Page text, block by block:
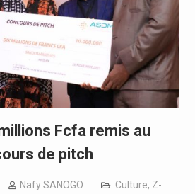
Fcfa remis au
de pitch
Nafy SANOGO Culture, Z-